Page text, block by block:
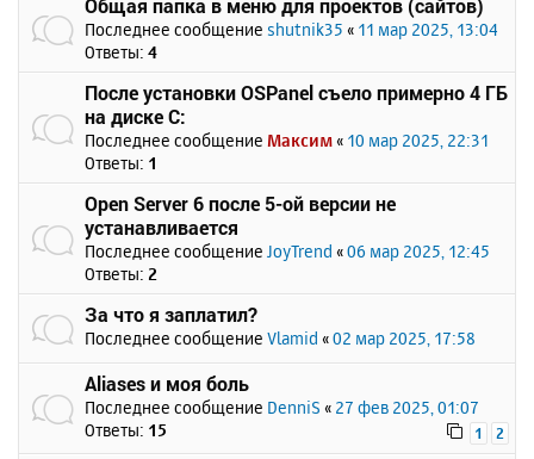
Общая папка в меню для проектов (сайтов)
Последнее сообщение shutnik35 « 11 мар 2025, 13:04
Ответы: 4
После установки OSPanel съело примерно 4 ГБ
на диске C:
Последнее сообщение Максим « 10 мар 2025, 22:31
Ответы: 1
Open Server 6 после 5-ой версии не
устанавливается
Последнее сообщение JoyTrend «06 мар 2025, 12:45
Ответы: 2
За что я заплатил?
Последнее сообщение Vlamid «02 мар 2025, 17:58
Aliases и моя боль
Последнее сообщение DenniS « 27 фев 2025, 01:07
Ответы: 15 1 2